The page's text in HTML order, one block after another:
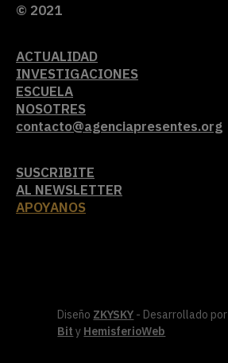
© 2021
ACTUALIDAD
INVESTIGACIONES
ESCUELA
NOSOTRES
contacto@agenciapresentes.org
SUSCRIBITE
AL NEWSLETTER
APOYANOS
Diseño ZKYSKY - Desarrollado por
Bit y HemisferioWeb